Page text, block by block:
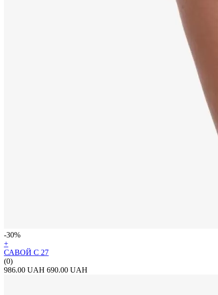
-30%
+
САВОЙ С 27
(0)
986.00 UAH 690.00 UAH